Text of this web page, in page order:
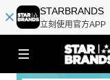
STARBRANDS
立刻使用官方APP